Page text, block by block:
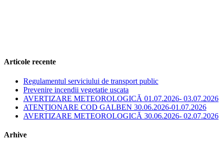
Articole recente
Regulamentul serviciului de transport public
Prevenire incendii vegetatie uscata
AVERTIZARE METEOROLOGICĂ 01.07.2026- 03.07.2026
ATENȚIONARE COD GALBEN 30.06.2026-01.07.2026
AVERTIZARE METEOROLOGICĂ 30.06.2026- 02.07.2026
Arhive